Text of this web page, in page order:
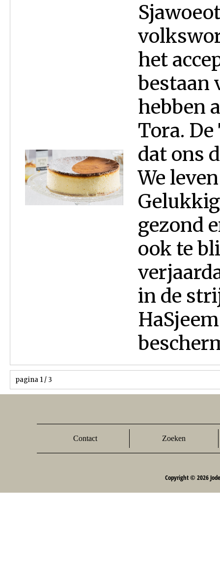
het
bestaan
hebben
Tora.
dat ons
We
gezond
ook te
in de
pagina 1 / 3
Contact Zoeken
Copyright © 2026